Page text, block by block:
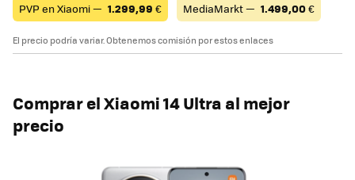
PVP en Xiaomi — 1.299,99 € MediaMarkt — 1.499,00€
El precio podría variar. Obtenemos comisión por estos enlaces
Comprar el Xiaomi 14 Ultra al mejor
precio